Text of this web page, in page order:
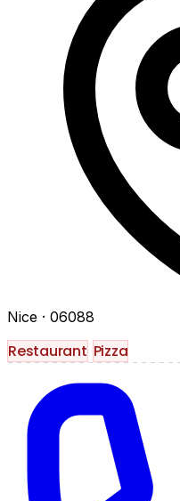
Nice · 06088
Restaurant Pizza